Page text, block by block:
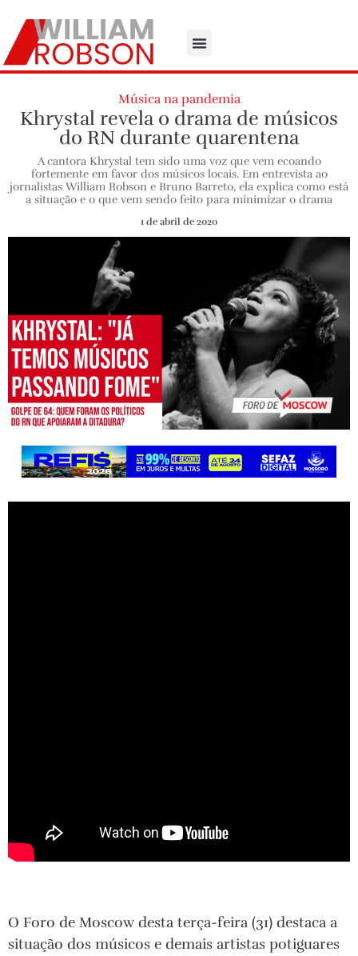
Música na pandemia
Khrystal revela o drama de músicos
do RN durante quarentena
A cantora Khrystal tem sido uma voz que vem ecoando
fortemente em favor dos músicos locais. Em entrevista ao
jornalistas William Robson e Bruno Barreto, ela explica como está
a situação e o que vem sendo feito para minimizar o drama
1 de abril de 2020
O Foro de Moscow desta terça-feira (31) destaca a
situação dos músicos e demais artistas potiguares